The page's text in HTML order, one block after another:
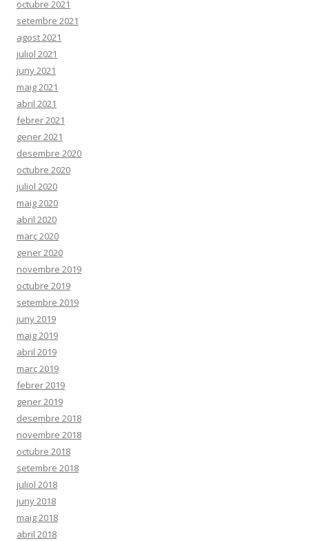
octubre 2021
setembre 2021
agost 2021
juliol 2021
juny 2021
maig 2021
abril 2021
febrer 2021
gener 2021
desembre 2020
octubre 2020
juliol 2020
maig 2020
abril 2020
març 2020
gener 2020
novembre 2019
octubre 2019
setembre 2019
juny 2019
maig 2019
abril 2019
març 2019
febrer 2019
gener 2019
desembre 2018
novembre 2018
octubre 2018
setembre 2018
juliol 2018
juny 2018
maig 2018
abril 2018